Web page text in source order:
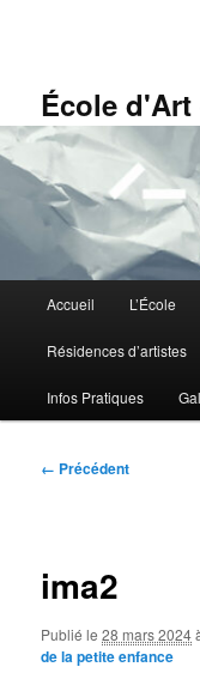
principalÉcole
principal
Accueil L’École
Résidences d’artistes
Infos Pratiques
Navigation
← Précédent
ima2
Publié le28 mars 2024
de la petite enfance